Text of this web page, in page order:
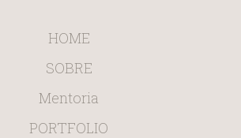
HOME
SOBRE
Mentoria
PORTFOLIO